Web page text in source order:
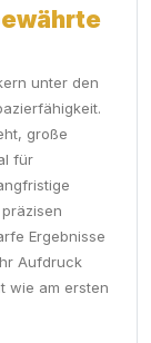
unter den
große
für
Ergebnisse
Aufdruck
wie am ersten